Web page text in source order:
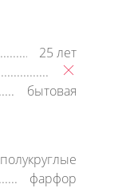
25 лет
бытовая
полукруглые
фарфор